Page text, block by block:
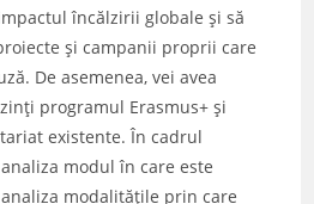
încălzirii globale și să
și campanii proprii care
De asemenea, vei avea
programul Erasmus+ și
existente. În cadrul
modul în care este
modalitățile prin care